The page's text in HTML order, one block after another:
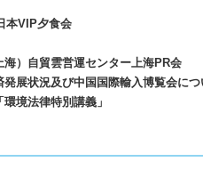
本VIP夕食会
）自貿雲営運センター上海PR会
展状況及び中国国際輸入博覧会につ
境法律特別講義」